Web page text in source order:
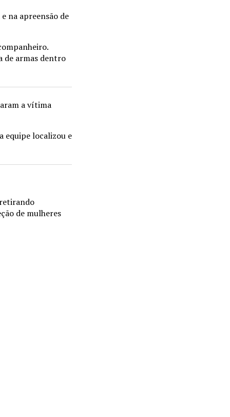
na apreensão de
de armas dentro
a vítima
equipe localizou e
de mulheres